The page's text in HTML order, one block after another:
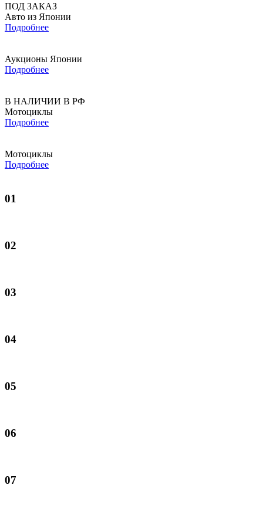
ПОД ЗАКАЗ
Авто из Японии
Подробнее
Аукционы Японии
Подробнее
В НАЛИЧИИ В РФ
Мотоциклы
Подробнее
Мотоциклы
Подробнее
01
02
03
04
05
06
07